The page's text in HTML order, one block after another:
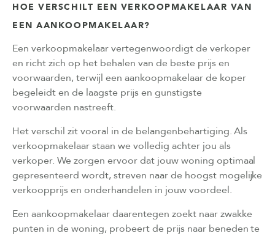
HOE VERSCHILT EEN VERKOOPMAKELAAR VAN
EEN AANKOOPMAKELAAR?
Een verkoopmakelaar vertegenwoordigt de verkoper
en richt zich op het behalen van de beste prijs en
voorwaarden, terwijl een aankoopmakelaar de koper
begeleidt en de laagste prijs en gunstigste
voorwaarden nastreeft.
Het verschil zit vooral in de belangenbehartiging. Als
verkoopmakelaar staan we volledig achter jou als
verkoper. We zorgen ervoor dat jouw woning optimaal
gepresenteerd wordt, streven naar de hoogst mogelijke
verkoopprijs en onderhandelen in jouw voordeel.
Een aankoopmakelaar daarentegen zoekt naar zwakke
punten in de woning, probeert de prijs naar beneden te